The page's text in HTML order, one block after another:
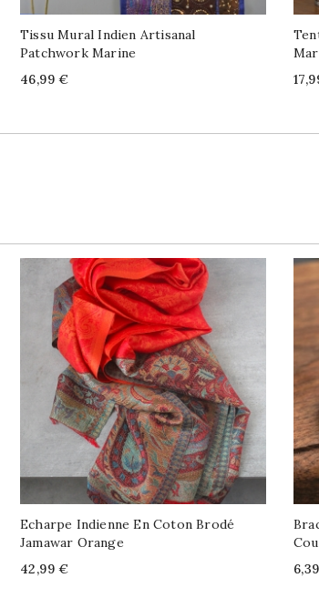
Tissu Mural Indien Artisanal
Patchwork Marine
Price
46,99 €
Echarpe Indienne En Coton Brodé
Jamawar Orange
Price
42,99 €